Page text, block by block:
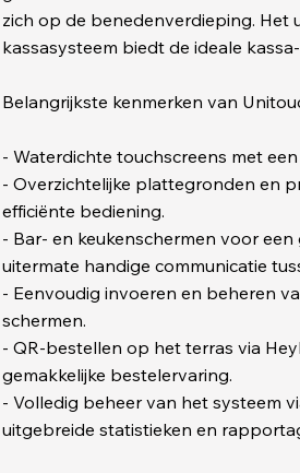
zich op de benedenverdieping. Het
kassasysteem biedt de ideale
Belangrijkste kenmerken van
- Waterdichte touchscreens met
- Overzichtelijke plattegronden en
efficiënte bediening.
- Bar- en keukenschermen voor
uitermate handige communicatie
- Eenvoudig invoeren en beheren
schermen.
- QR-bestellen op het terras via
gemakkelijke bestelervaring.
- Volledig beheer van het systeem
uitgebreide statistieken en